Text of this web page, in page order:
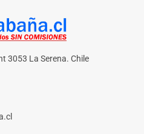
3053 La Serena. Chile